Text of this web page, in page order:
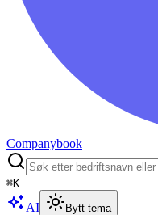
Companybook
⌘K
AI Bytt tema